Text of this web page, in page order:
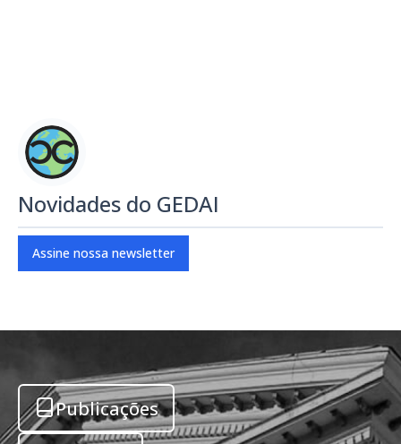
Novidades do GEDAI
Assine nossa newsletter
Publicações